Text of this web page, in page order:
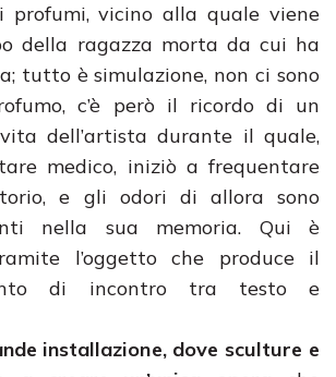
profumi, vicino alla quale viene
della ragazza morta da cui ha
tutto è simulazione, non ci sono
c’è però il ricordo di un
dell’artista durante il quale,
medico, iniziò a frequentare
e gli odori di allora sono
nella sua memoria. Qui è
l’oggetto che produce il
di incontro tra testo e
installazione, dove sculture e